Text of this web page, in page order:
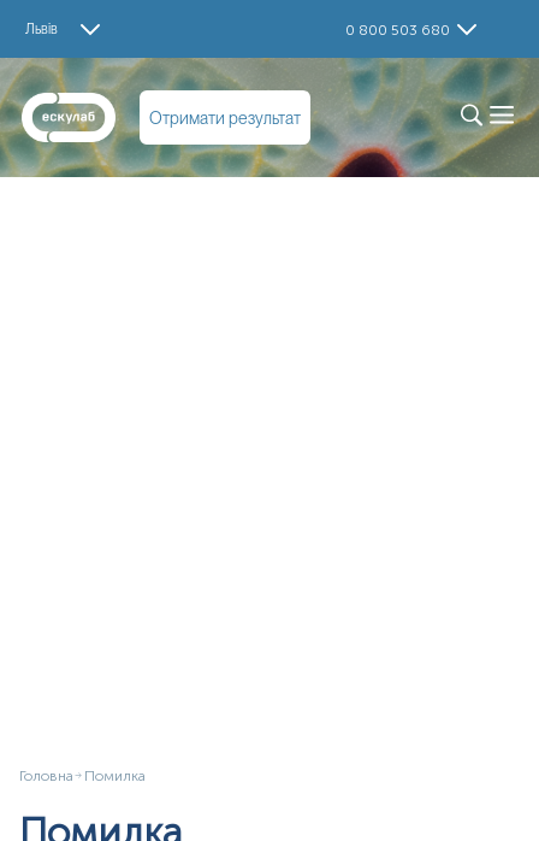
Львів 0 800 503 680
Отримати результат
Головна Помилка